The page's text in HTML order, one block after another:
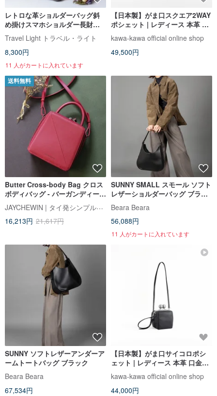
レトロな革ショルダーバッグ斜
め掛けスマホショルダー長財布
収納可能
Travel Light トラベル・ライト
8,300円
11 人がカートに入れています
【日本製】がま口スクエア2WAY
ポシェット | レディース 本革 口
金バッグ ショルダーバッグ 白
kawa-kawa
kawa-kawa official online shop
49,500円
送料無料
Butter Cross-body Bag クロス
ボディバッグ - バーガンディーレ
ッド Burgundy Red
JAYCHEWIN | タイ発シンプル革バッグ
16,213円 21,617円
SUNNY SMALL スモール ソフト
レザーショルダーバッグ ブラッ
ク
Beara Beara
56,088円
11 人がカートに入れています
SUNNY ソフトレザーアンダーア
ームトートバッグ ブラック
Beara Beara
67,534円
【日本製】がま口サイコロポシ
ェット | レディース 本革 口金バ
ッグ ショルダーバッグ 黒 kawa-
kawa
kawa-kawa official online shop
44,000円